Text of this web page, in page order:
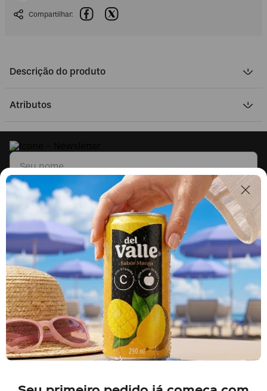
Descrição do produto
Atributos
Li e concordo com osTermos & Condições e Políticas de Privacidade
Segunda a sexta, das 9h às 17h.
Exceto feriados.
0800 023 5338
Fale sobre seu pedido